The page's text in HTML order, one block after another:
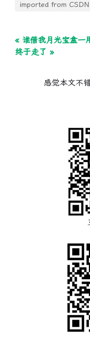
imported from CSDN
« 谁借我月光宝盒一
终于走了 »
感觉本文不